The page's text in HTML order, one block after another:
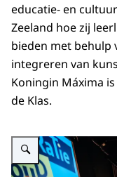
educatie- en
Zeeland hoe zij
bieden met behulp
integreren van
Koningin Máxima
de Klas.
Vergroot afbeelding